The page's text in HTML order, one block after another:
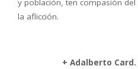
y población, ten compasión
la aflicción.
+ Adalberto Card